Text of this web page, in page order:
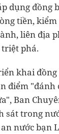
dụng đồng
tiền,
liên địa
phá.
khai
điểm "đánh
Ban
sát trong
an nước bạn